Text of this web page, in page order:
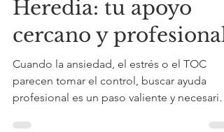
4 jul
4 min de lectura
Guía para escoger
psicólogos en
Heredia: tu apoyo
cercano y profesional.